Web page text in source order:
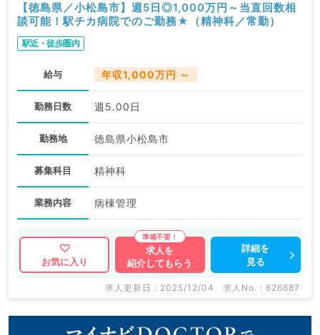
【徳島県／小松島市】週5日◎1,000万円～当直回数相
談可能！駅チカ病院でのご勤務★（精神科／常勤）
駅近・徒歩圏内
給与 年収1,000万円 ～
勤務日数 週5.00日
勤務地 徳島県小松島市
募集科目 精神科
業務内容 病棟管理
お気に入り
求人を
紹介してもらう
詳細を
見る
求人更新日 : 2025/12/04 求人No. : 626687